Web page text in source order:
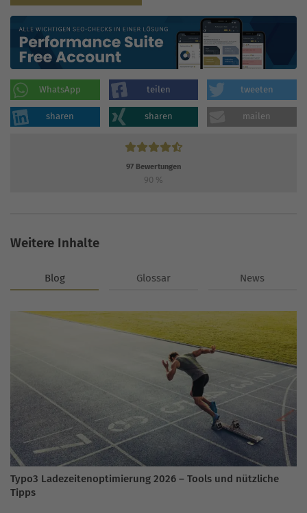
WhatsApp teilen tweeten
sharen sharen mailen
97 Bewertungen
90 %
Weitere Inhalte
Blog Glossar News
Typo3 Ladezeitenoptimierung 2026 – Tools und nützliche
Tipps